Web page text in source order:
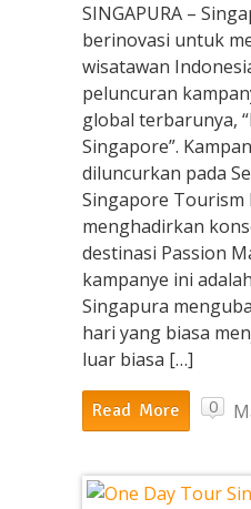
SINGAPURA –
berinovasi untuk
wisatawan
peluncuran
global terbarunya,
Singapore”.
diluncurkan pada
Singapore Tourism
menghadirkan
destinasi Passion
kampanye ini
Singapura
hari yang biasa
luar biasa […]
Read More 0